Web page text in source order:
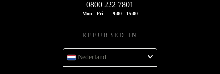
0800 222 7801
Mon - Fri 9:00 - 15:00
REFURBED IN
Nederland